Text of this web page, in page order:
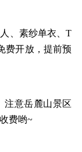
、素纱单衣、T
费开放，提前预
注意岳麓山景区
费哟~